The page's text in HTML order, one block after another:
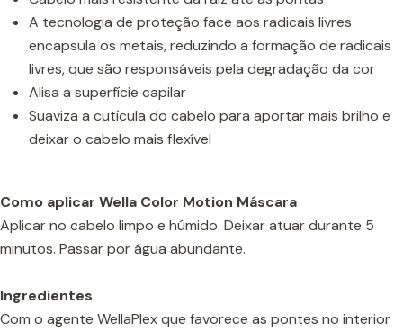
A tecnologia de proteção face aos radicais livres
encapsula os metais, reduzindo a formação de radicais
livres, que são responsáveis pela degradação da cor
Alisa a superfície capilar
Suaviza a cutícula do cabelo para aportar mais brilho e
deixar o cabelo mais flexível
Como aplicar Wella Color Motion Máscara
Aplicar no cabelo limpo e húmido. Deixar atuar durante 5
minutos. Passar por água abundante.
Ingredientes
Com o agente WellaPlex que favorece as pontes no interior